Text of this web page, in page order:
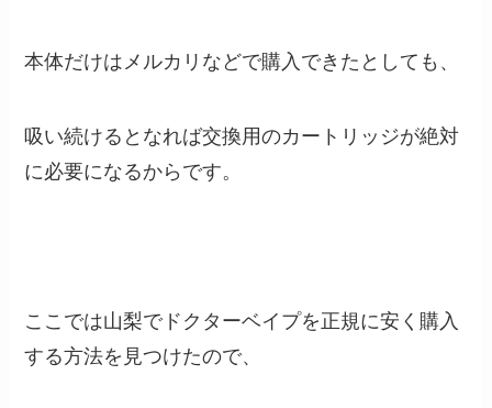
本体だけはメルカリなどで購入できたとしても、
吸い続けるとなれば交換用のカートリッジが絶対
に必要になるからです。
ここでは山梨でドクターベイプを正規に安く購入
する方法を見つけたので、